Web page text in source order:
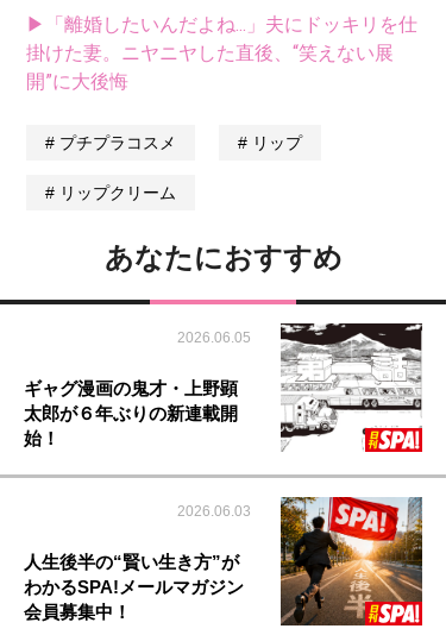
▶「離婚したいんだよね...」夫にドッキリを仕
掛けた妻。ニヤニヤした直後、“笑えない展
開”に大後悔
プチプラコスメ リップ
リップクリーム
あなたにおすすめ
2026.06.05
ギャグ漫画の鬼才・上野顕
太郎が６年ぶりの新連載開
始！
2026.06.03
人生後半の“賢い生き方”が
わかるSPA!メールマガジン
会員募集中！